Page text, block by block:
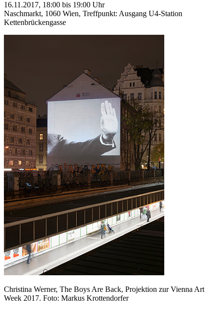
16.11.2017, 18:00 bis 19:00 Uhr
Naschmarkt, 1060 Wien, Treffpunkt: Ausgang U4-Station
Kettenbrückengasse
Christina Werner, The Boys Are Back, Projektion zur Vienna Art
Week 2017. Foto: Markus Krottendorfer